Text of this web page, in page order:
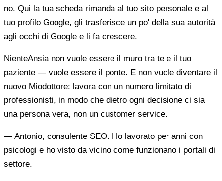
no. Qui la tua scheda rimanda al tuo sito personale e al
tuo profilo Google, gli trasferisce un po' della sua autorità
agli occhi di Google e li fa crescere.
NienteAnsia non vuole essere il muro tra te e il tuo
paziente — vuole essere il ponte. E non vuole diventare il
nuovo Miodottore: lavora con un numero limitato di
professionisti, in modo che dietro ogni decisione ci sia
una persona vera, non un customer service.
— Antonio, consulente SEO. Ho lavorato per anni con
psicologi e ho visto da vicino come funzionano i portali di
settore.